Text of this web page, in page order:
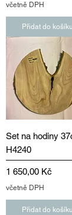
včetně DPH
Přidat do košíku
Set na hodiny
H4240
Cena
1 650,00 Kč
včetně DPH
Přidat do košíku